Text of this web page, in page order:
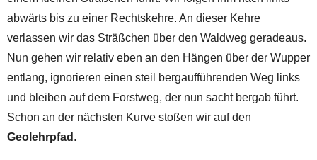
abwärts bis zu einer Rechtskehre. An dieser Kehre
verlassen wir das Sträßchen über den Waldweg geradeaus.
Nun gehen wir relativ eben an den Hängen über der Wupper
entlang, ignorieren einen steil bergaufführenden Weg links
und bleiben auf dem Forstweg, der nun sacht bergab führt.
Schon an der nächsten Kurve stoßen wir auf den
Geolehrpfad .